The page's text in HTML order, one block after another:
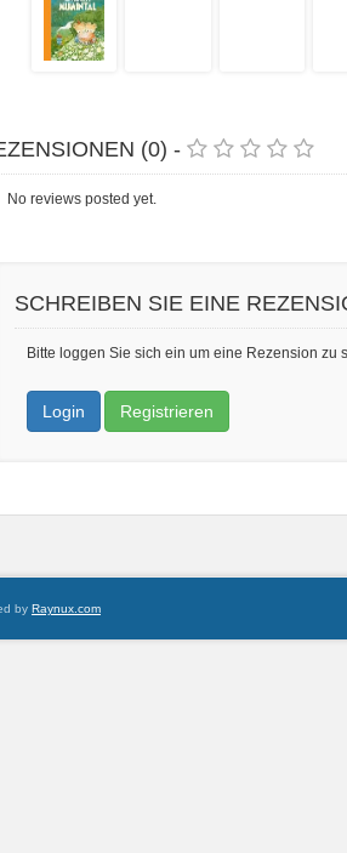
(0) -
No reviews posted yet.
SCHREIBEN SIE EINE
Bitte loggen Sie sich ein um eine Rezension zu
Login Registrieren
by Raynux.com